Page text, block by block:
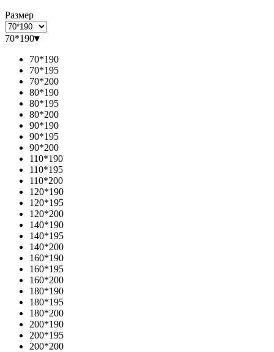
Размер
70*190▾
70*190
70*195
70*200
80*190
80*195
80*200
90*190
90*195
90*200
110*190
110*195
110*200
120*190
120*195
120*200
140*190
140*195
140*200
160*190
160*195
160*200
180*190
180*195
180*200
200*190
200*195
200*200